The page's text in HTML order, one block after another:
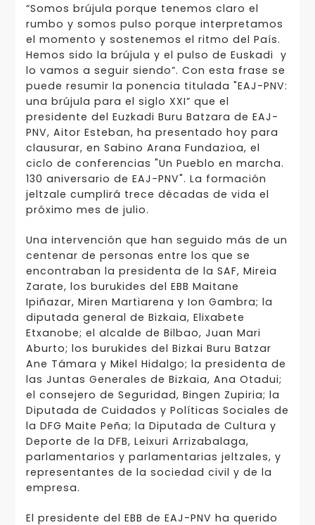
“Somos brújula porque tenemos claro el
rumbo y somos pulso porque interpretamos
el momento y sostenemos el ritmo del País.
Hemos sido la brújula y el pulso de Euskadi y
lo vamos a seguir siendo”. Con esta frase se
puede resumir la ponencia titulada "EAJ-PNV:
una brújula para el siglo XXI” que el
presidente del Euzkadi Buru Batzara de EAJ-
PNV, Aitor Esteban, ha presentado hoy para
clausurar, en Sabino Arana Fundazioa, el
ciclo de conferencias "Un Pueblo en marcha.
130 aniversario de EAJ-PNV". La formación
jeltzale cumplirá trece décadas de vida el
próximo mes de julio.
Una intervención que han seguido más de un
centenar de personas entre los que se
encontraban la presidenta de la SAF, Mireia
Zarate, los burukides del EBB Maitane
Ipiñazar, Miren Martiarena y Ion Gambra; la
diputada general de Bizkaia, Elixabete
Etxanobe; el alcalde de Bilbao, Juan Mari
Aburto; los burukides del Bizkai Buru Batzar
Ane Támara y Mikel Hidalgo; la presidenta de
las Juntas Generales de Bizkaia, Ana Otadui;
el consejero de Seguridad, Bingen Zupiria; la
Diputada de Cuidados y Políticas Sociales de
la DFG Maite Peña; la Diputada de Cultura y
Deporte de la DFB, Leixuri Arrizabalaga,
parlamentarios y parlamentarias jeltzales, y
representantes de la sociedad civil y de la
empresa.
El presidente del EBB de EAJ-PNV ha querido